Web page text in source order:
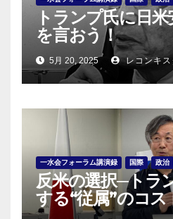
トランプ氏に日
を言おう！
5月 20, 2025 レコンキス
一水会フォーラム講演録 国際 政治
反米の選択─トラ
する“従属”のコス